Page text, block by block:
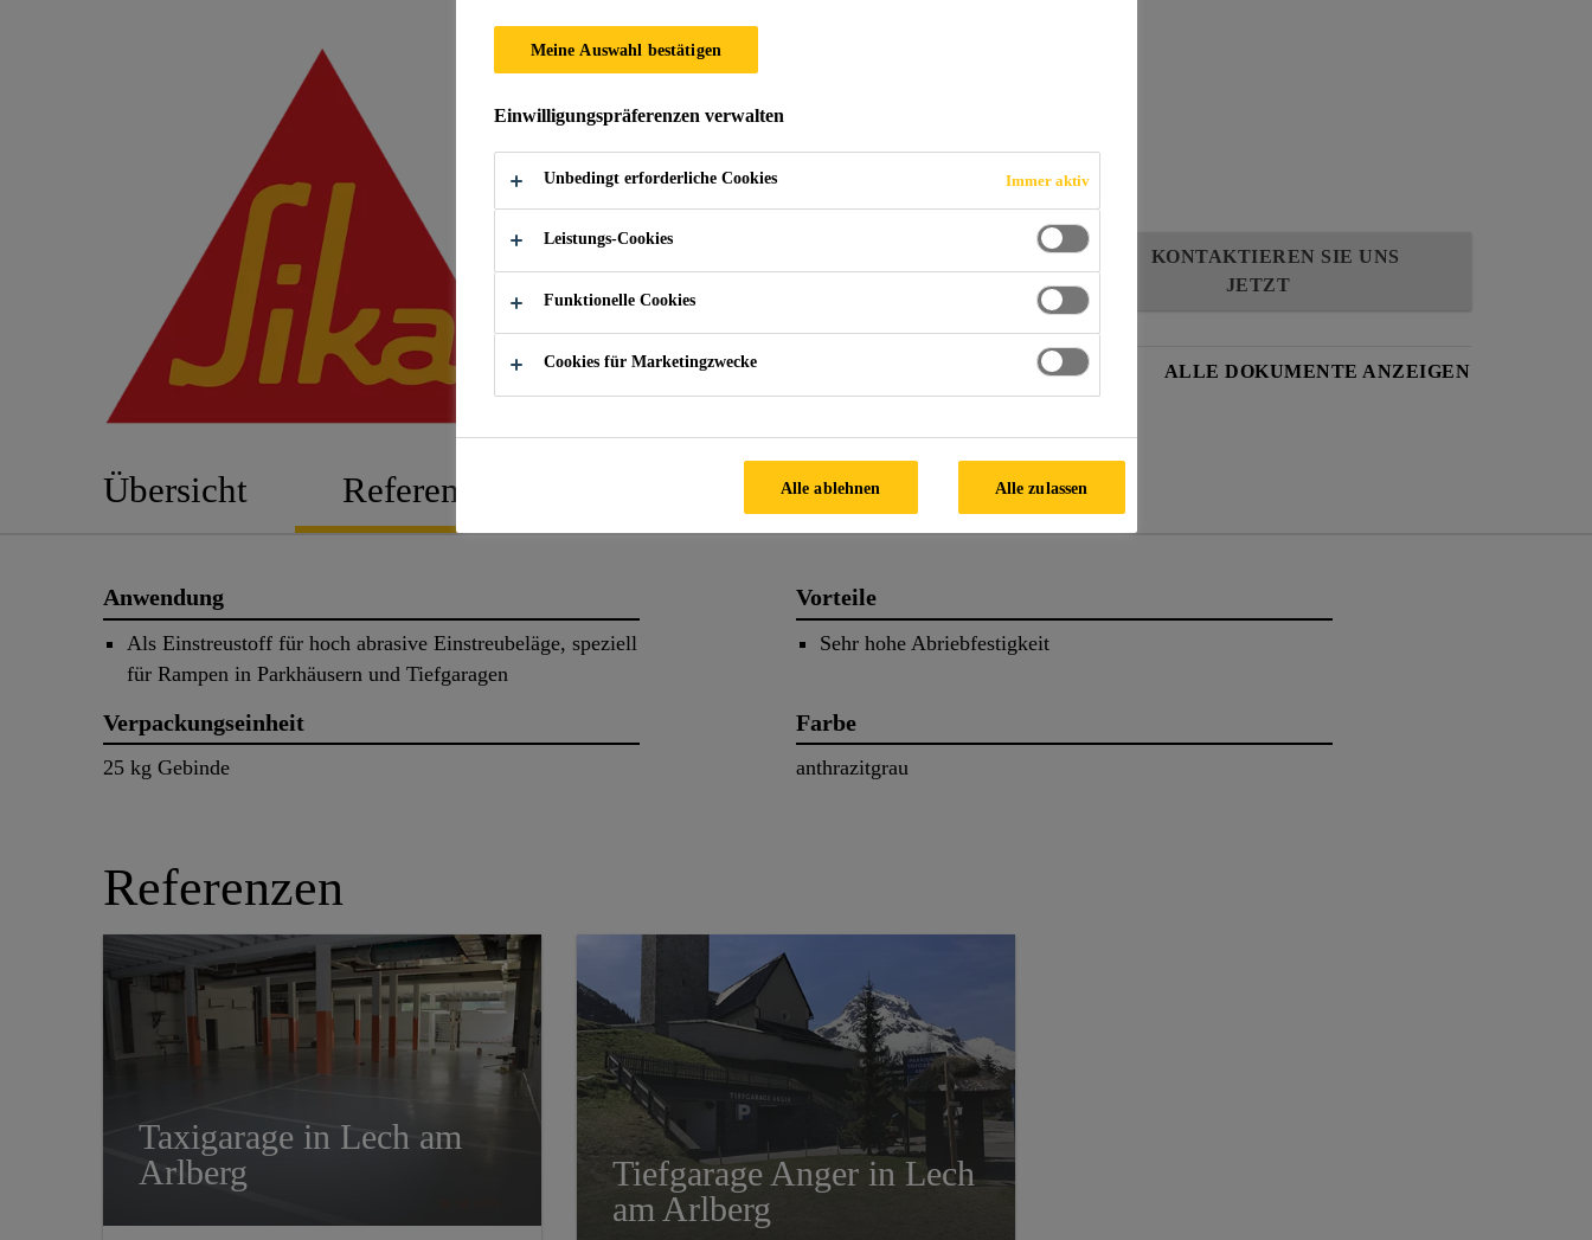
Durop
Hoch abriebfestes synthetisches Material.
Sehr hohe Abriebfestigkeit
KONTAKTIEREN SIE UNS
JETZT
SICHERHEITSDATENBLATT ALLE DOKUMENTE ANZEIGEN
Übersicht Referenzen
Anwendung
Als Einstreustoff für hoch abrasive Einstreubeläge, speziell
für Rampen in Parkhäusern und Tiefgaragen
Vorteile
Sehr hohe Abriebfestigkeit
Verpackungseinheit
25 kg Gebinde
Farbe
anthrazitgrau
Referenzen
Taxigarage in Lech am
Arlberg
Tiefgarage Anger in Lech
am Arlberg
Meine Auswahl bestätigen
Einwilligungspräferenzen verwalten
Unbedingt erforderliche Cookies Immer aktiv
Leistungs-Cookies
Funktionelle Cookies
Cookies für Marketingzwecke
Alle ablehnen Alle zulassen